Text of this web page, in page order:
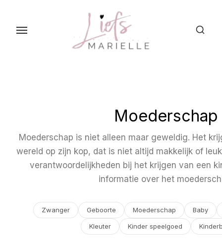
Moederschap
Moederschap is niet alleen maar geweldig. Het
wereld op zijn kop, dat is niet altijd makkelijk of
verantwoordelijkheden bij het krijgen van een
informatie over het
Zwanger Geboorte Moederschap Baby
Kleuter Kinder speelgoed